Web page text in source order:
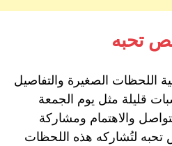
تحبه
اللحظات الصغيرة والتفاصيل
قليلة مثل يوم الجمعة
والاهتمام ومشاركة
لتُشاركه هذه اللحظات